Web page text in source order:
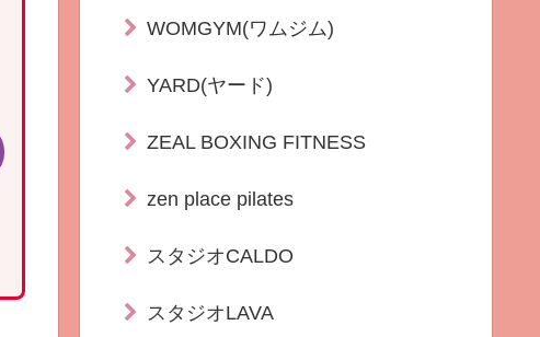
WOMGYM(ワムジム)
YARD(ヤード)
ZEAL BOXING FITNESS
zen place pilates
スタジオCALDO
スタジオLAVA